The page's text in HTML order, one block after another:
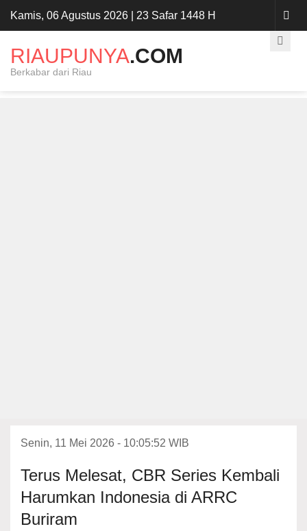
Kamis, 06 Agustus 2026 | 23 Safar 1448 H
RIAUPUNYA.COM
Berkabar dari Riau
Senin, 11 Mei 2026 - 10:05:52 WIB
Terus Melesat, CBR Series Kembali
Harumkan Indonesia di ARRC
Buriram